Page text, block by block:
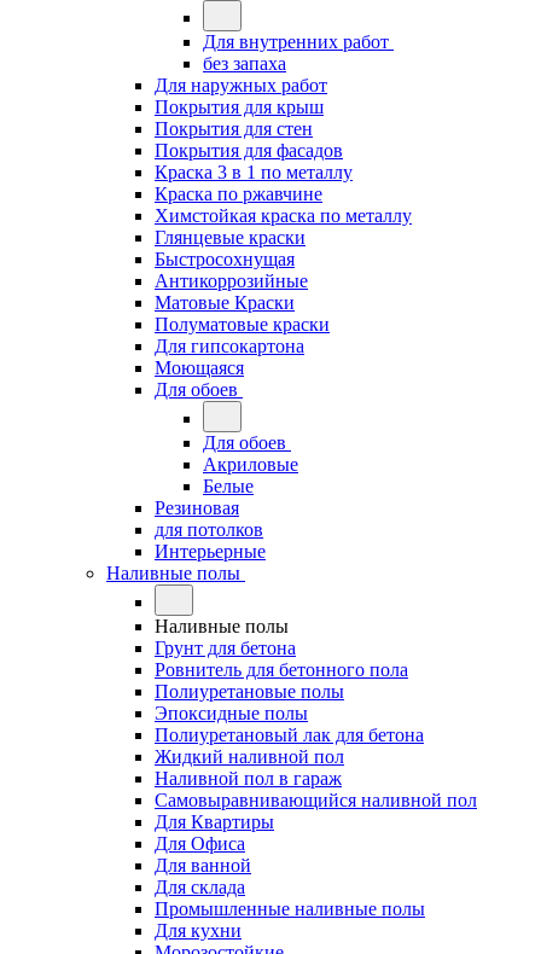
Для внутренних работ
без запаха
Для наружных работ
Покрытия для крыш
Покрытия для стен
Покрытия для фасадов
Краска 3 в 1 по металлу
Краска по ржавчине
Химстойкая краска по металлу
Глянцевые краски
Быстросохнущая
Антикоррозийные
Матовые Краски
Полуматовые краски
Для гипсокартона
Моющаяся
Для обоев
Для обоев
Акриловые
Белые
Резиновая
для потолков
Интерьерные
Наливные полы
Наливные полы
Грунт для бетона
Ровнитель для бетонного пола
Полиуретановые полы
Эпоксидные полы
Полиуретановый лак для бетона
Жидкий наливной пол
Наливной пол в гараж
Самовыравнивающийся наливной пол
Для Квартиры
Для Офиса
Для ванной
Для склада
Промышленные наливные полы
Для кухни